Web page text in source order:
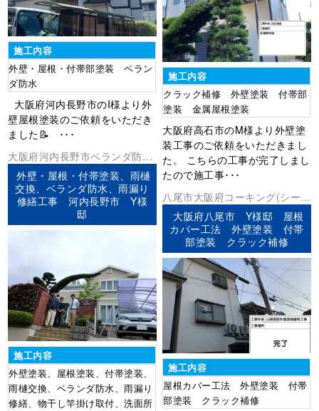
施工内容
外壁・屋根・付帯部塗装 ベラン
ダ防水
大阪府河内長野市のI様より外
壁屋根塗装のご依頼をいただき
ました📝 ･･･
施工内容
クラック補修 外壁塗装 付帯部
塗装 金属屋根塗装
大阪府高石市のM様より外壁塗
装工事のご依頼をいただきまし
た。 こちらの工事が完了しまし
たので施工事･･･
大阪府河内長野市ベランダ防水
外壁塗装屋根塗装防水工事
外壁・屋根・付帯塗装、雨樋
交換、ベランダ防水、雨漏り
修繕工事 河内長野市 Y様
邸
施工内容
外壁塗装、屋根塗装、付帯塗装、
雨樋交換、ベランダ防水、雨漏り
修繕、物干し竿掛け取付、洗面所
八尾市大阪府コーキング(シーリ
ング)その他外壁塗装屋根塗装防
水工事
大阪府八尾市 Y様邸 屋根
カバー工法 外壁塗装 付帯
部塗装 クラック補修
施工内容
屋根カバー工法 外壁塗装 付帯
部塗装 クラック補修